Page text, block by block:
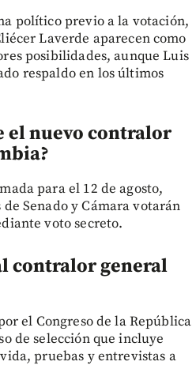
político previo a la votación,
Laverde aparecen como
posibilidades, aunque Luis
respaldo en los últimos
el nuevo contralor
para el 12 de agosto,
Senado y Cámara votarán
voto secreto.
contralor general
el Congreso de la República
de selección que incluye
pruebas y entrevistas a